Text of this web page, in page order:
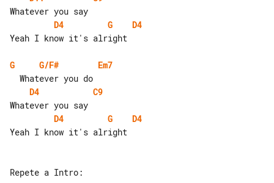
D4
G
D4
Yeah I know it's alright
G G/F#
Em7
D4
C9
D4
G
D4
Yeah I know it's alright
Repete a Intro: